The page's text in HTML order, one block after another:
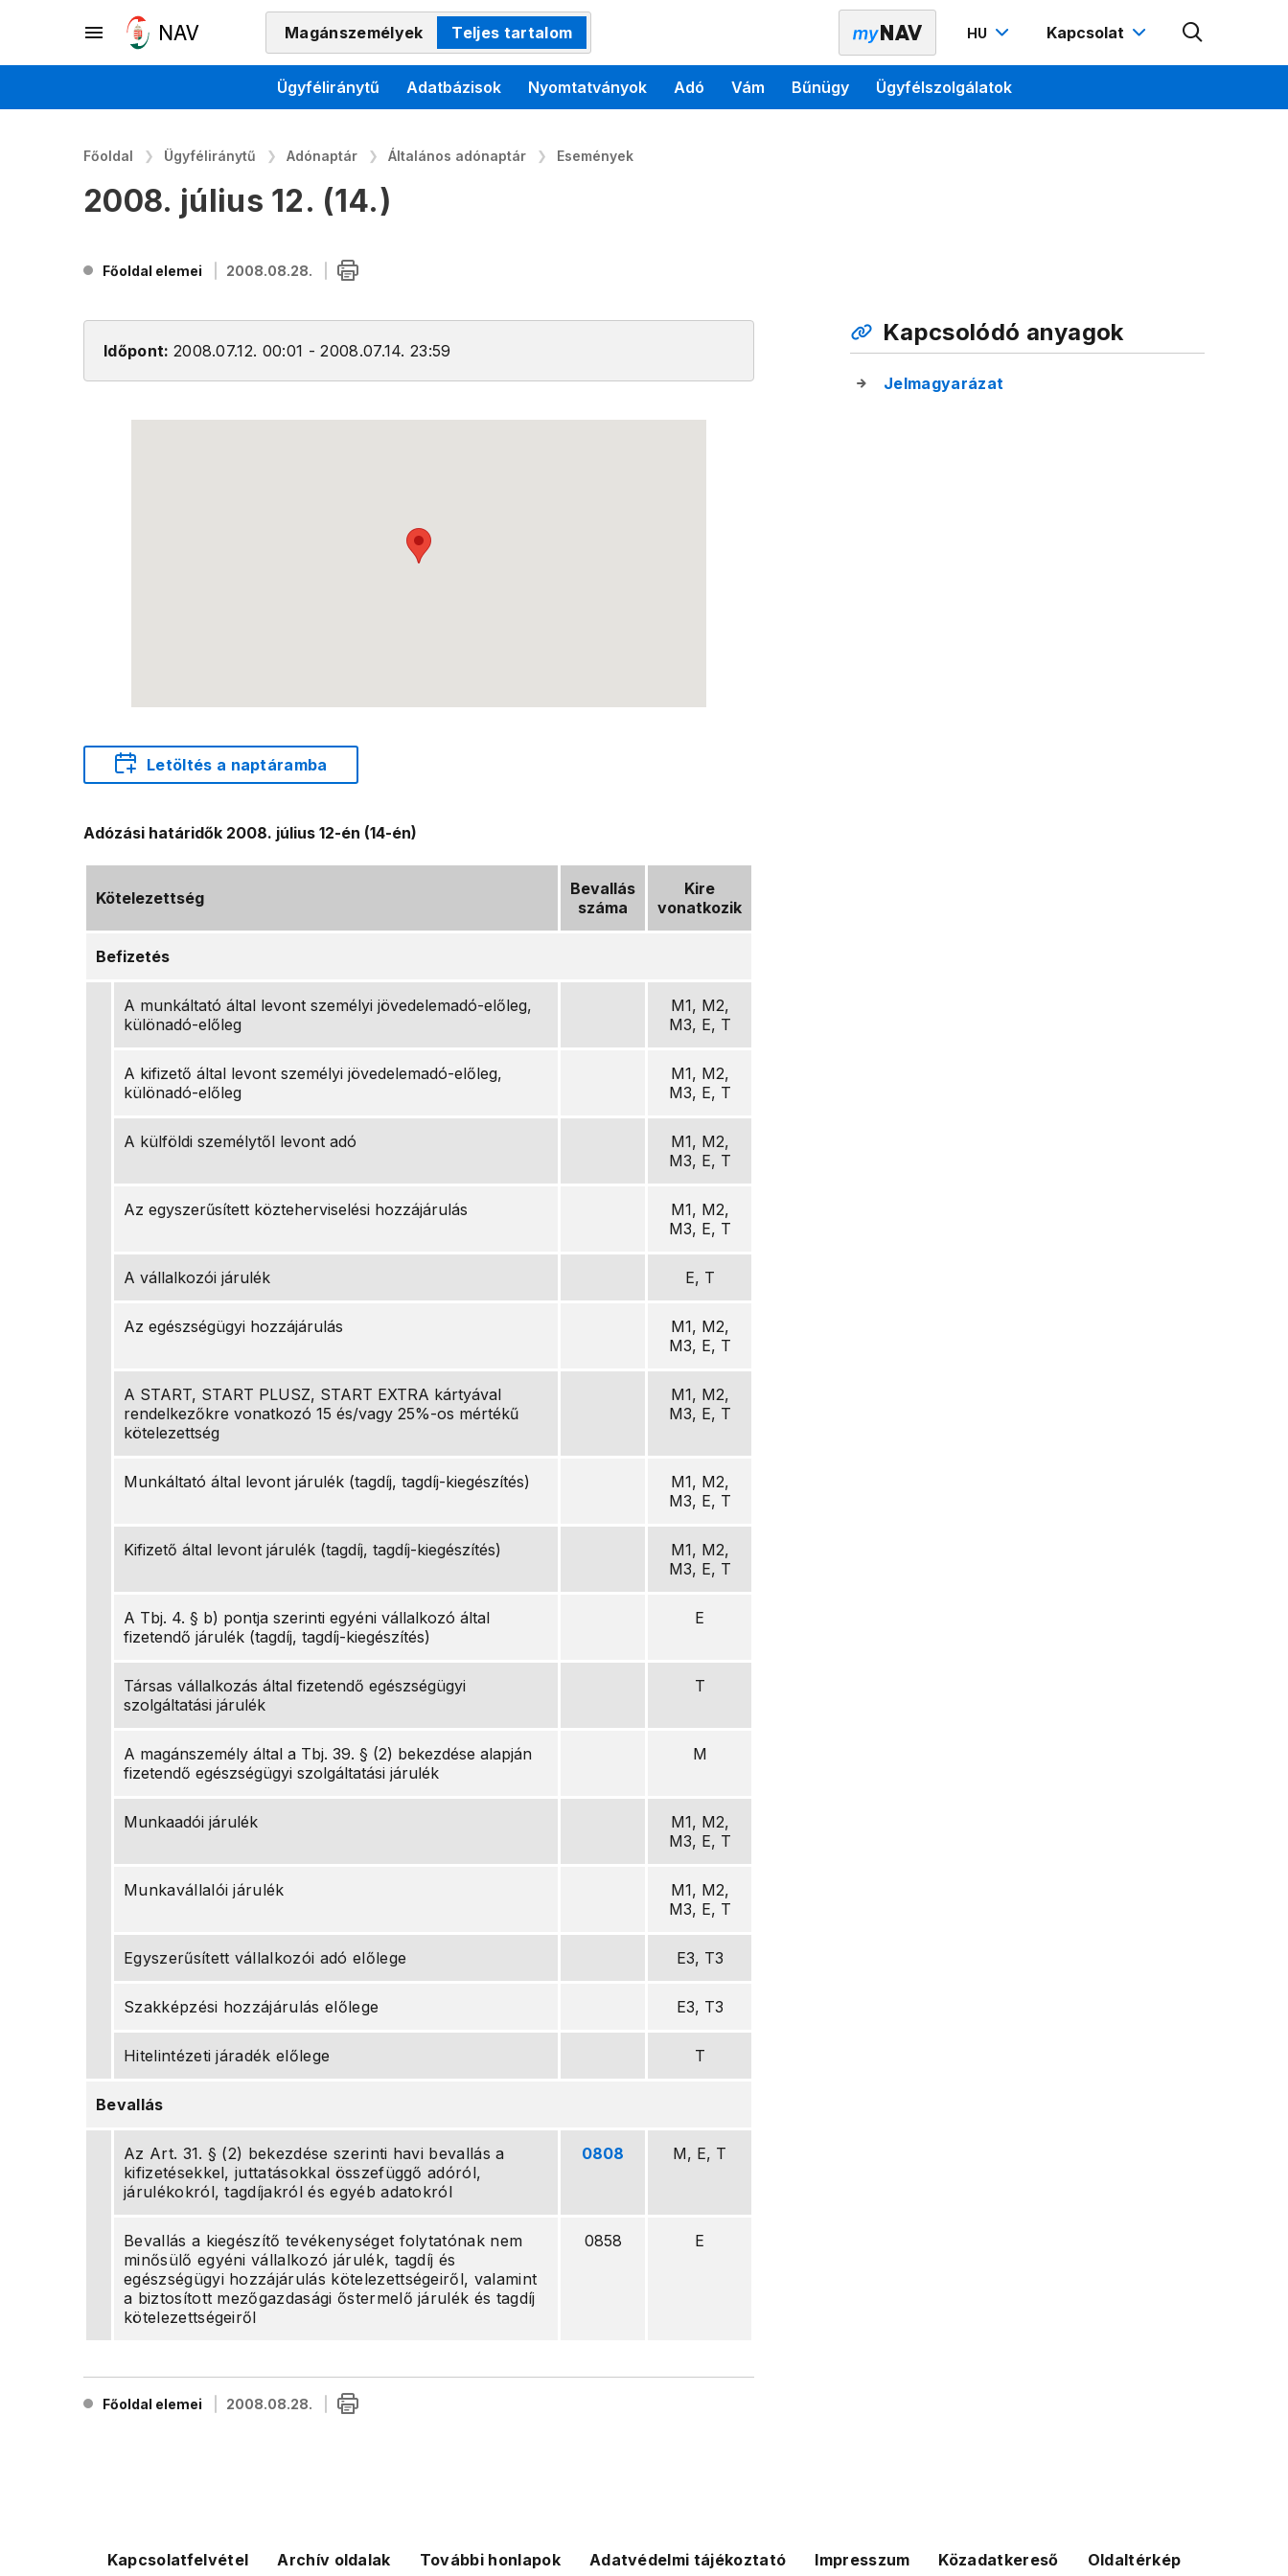
Magánszemélyek Teljes tartalom HU Kapcsolat
Ügyféliránytű Adatbázisok Nyomtatványok Adó Vám Bűnügy Ügyfélszolgálatok
Főoldal Ügyféliránytű Adónaptár Általános adónaptár Események
2008. július 12. (14.)
Főoldal elemei 2008.08.28.
Időpont: 2008.07.12. 00:01 - 2008.07.14. 23:59
Letöltés a naptáramba
Adózási határidők 2008. július 12-én (14-én)
Kötelezettség
Bevallás
száma
Kire
vonatkozik
Befizetés
A munkáltató által levont személyi jövedelemadó-előleg,
különadó-előleg
M1, M2,
M3, E, T
A kifizető által levont személyi jövedelemadó-előleg,
különadó-előleg
M1, M2,
M3, E, T
A külföldi személytől levont adó
M1, M2,
M3, E, T
Az egyszerűsített közteherviselési hozzájárulás
M1, M2,
M3, E, T
A vállalkozói járulék E, T
Az egészségügyi hozzájárulás
M1, M2,
M3, E, T
A START, START PLUSZ, START EXTRA kártyával
rendelkezőkre vonatkozó 15 és/vagy 25%-os mértékű
kötelezettség
M1, M2,
M3, E, T
Munkáltató által levont járulék (tagdíj, tagdíj-kiegészítés)
M1, M2,
M3, E, T
Kifizető által levont járulék (tagdíj, tagdíj-kiegészítés)
M1, M2,
M3, E, T
A Tbj. 4. § b) pontja szerinti egyéni vállalkozó által
fizetendő járulék (tagdíj, tagdíj-kiegészítés)
E
Társas vállalkozás által fizetendő egészségügyi
szolgáltatási járulék
T
A magánszemély által a Tbj. 39. § (2) bekezdése alapján
fizetendő egészségügyi szolgáltatási járulék
M
Munkaadói járulék
M1, M2,
M3, E, T
Munkavállalói járulék
M1, M2,
M3, E, T
Egyszerűsített vállalkozói adó előlege E3, T3
Szakképzési hozzájárulás előlege E3, T3
Hitelintézeti járadék előlege T
Bevallás
Az Art. 31. § (2) bekezdése szerinti havi bevallás a
kifizetésekkel, juttatásokkal összefüggő adóról,
járulékokról, tagdíjakról és egyéb adatokról
0808 M, E, T
Bevallás a kiegészítő tevékenységet folytatónak nem
minősülő egyéni vállalkozó járulék, tagdíj és
egészségügyi hozzájárulás kötelezettségeiről, valamint
a biztosított mezőgazdasági őstermelő járulék és tagdíj
kötelezettségeiről
0858 E
Főoldal elemei 2008.08.28.
Kapcsolódó anyagok
Jelmagyarázat
Kapcsolatfelvétel Archív oldalak További honlapok Adatvédelmi tájékoztató Impresszum Közadatkereső Oldaltérkép